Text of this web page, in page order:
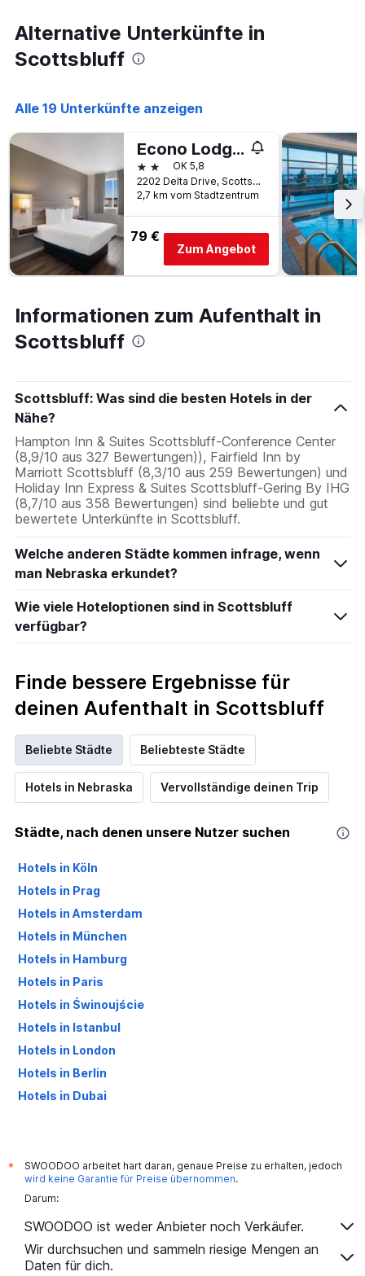
die
den
durchschnittlichen
Alternative Unterkünfte in
Scottsbluff
Alle 19 Unterkünfte anzeigen
Econo Lodge Scottsbluff
2 SterneOK 5,8
2202 Delta Drive, Scottsbluff, NE, USA
2,7 km vom Stadtzentrum
79 €
Zum Angebot
Informationen zum Aufenthalt in
Scottsbluff
Scottsbluff: Was sind die besten Hotels in der
Nähe?
Hampton Inn & Suites Scottsbluff-Conference Center
(8,9/10 aus 327 Bewertungen)), Fairfield Inn by
Marriott Scottsbluff (8,3/10 aus 259 Bewertungen) und
Holiday Inn Express & Suites Scottsbluff-Gering By IHG
(8,7/10 aus 358 Bewertungen) sind beliebte und gut
bewertete Unterkünfte in Scottsbluff.
Welche anderen Städte kommen infrage, wenn
man Nebraska erkundet?
Wie viele Hoteloptionen sind in Scottsbluff
verfügbar?
Finde bessere Ergebnisse für
deinen Aufenthalt in Scottsbluff
Beliebte Städte Beliebteste Städte
Hotels in Nebraska Vervollständige deinen Trip
Städte, nach denen unsere Nutzer suchen
Hotels in Köln
Hotels in Prag
Hotels in Amsterdam
Hotels in München
Hotels in Hamburg
Hotels in Paris
Hotels in Świnoujście
Hotels in Istanbul
Hotels in London
Hotels in Berlin
Hotels in Dubai
*
SWOODOO arbeitet hart daran, genaue Preise zu erhalten, jedoch
wird keine Garantie für Preise übernommen.
Darum:
SWOODOO ist weder Anbieter noch Verkäufer.
Wir durchsuchen und sammeln riesige Mengen an
Daten für dich.